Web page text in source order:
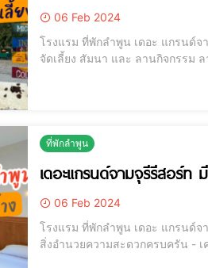
06 Feb 2024
โรงแรม ที่พักลำพูน เดอะ แกรนด์จามจุรี รีสอร์ท มี
จัดเลี้ยง สัมนา และ ลานกิจกรรม
ที่พักลำพูน
เดอะแกรนด์จามจุรีรีสอร์ท
06 Feb 2024
โรงแรม ที่พักลำพูน เดอะ แกรนด์จามจุรี รีสอร์ท มีสิ่งอำนว
สิ่งอำนวยความสะดวกครบครัน - เครื่องปรับอากาศ - แอนดรอยทีวี - ตู้เย็น น้ำดื่ม - อินเทอร์เน็ตไร้สายฟรี - อาหารเช้า หลากหลายเมนู -